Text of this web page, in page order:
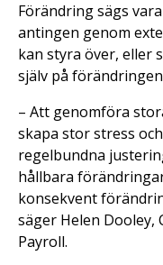
Förändring sägs
antingen genom
kan styra över, eller
själv på
– Att genomföra
skapa stor stress
regelbundna
hållbara
konsekvent
säger Helen Dooley,
Payroll.